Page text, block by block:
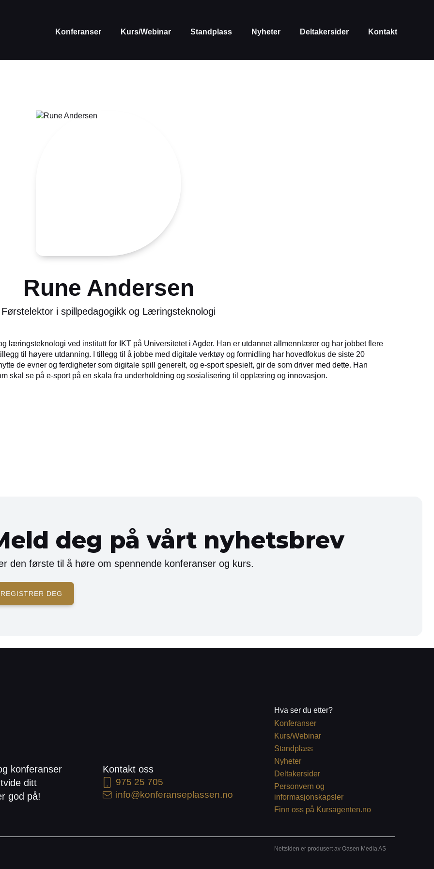
Konferanser Kurs/Webinar Standplass Nyheter Deltakersider Kontakt
Rune Andersen
Førstelektor i spillpedagogikk og Læringsteknologi
læringsteknologi ved institutt for IKT på Universitetet i Agder. Han er utdannet allmennlærer og har jobbet flere
til høyere utdanning. I tillegg til å jobbe med digitale verktøy og formidling har hovedfokus de siste 20
de evner og ferdigheter som digitale spill generelt, og e-sport spesielt, gir de som driver med dette. Han
skal se på e-sport på en skala fra underholdning og sosialisering til opplæring og innovasjon.
deg på vårt nyhetsbrev
den første til å høre om spennende konferanser og kurs.
REGISTRER DEG
konferanser
ditt
god på!
Kontakt oss
975 25 705
info@konferanseplassen.no
Hva ser du etter?
Konferanser
Kurs/Webinar
Standplass
Nyheter
Deltakersider
Personvern og
informasjonskapsler
Finn oss på Kursagenten.no
Nettsiden er produsert av Oasen Media AS